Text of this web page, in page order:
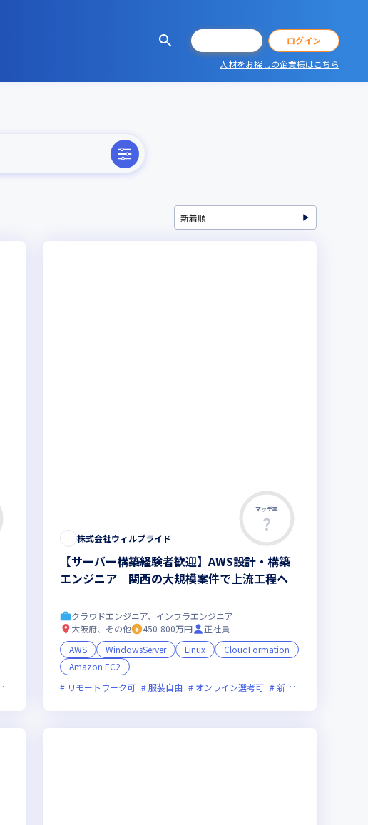
ログイン
人材をお探しの企業様はこちら
上場企業
マッチ率
株式会社ウィルプライド
【サーバー構築経験者歓迎】AWS設計・構築
エンジニア｜関西の大規模案件で上流工程へ
クラウドエンジニア、インフラエンジニア
大阪府、その他
450-800万円
正社員
AWS
WindowsServer Linux
CloudFormation
Amazon EC2
リモートワーク可
服装自由 オンライン選考可 新技術に積極的